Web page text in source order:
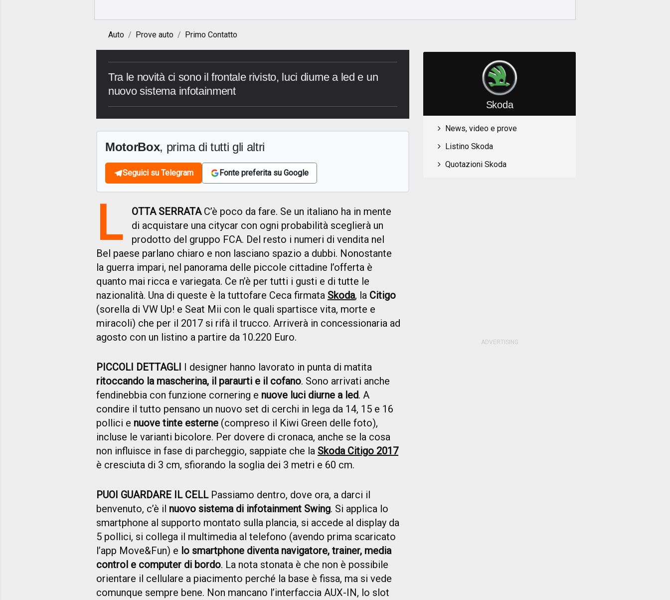
Auto Prove auto Primo Contatto
Tra le novità ci sono il frontale rivisto, luci diurne a led e un
nuovo sistema infotainment
MotorBox, prima di tutti gli altri
Seguici su Telegram Fonte preferita su Google
L OTTA SERRATAC’è poco da fare. Se un italiano ha in mente
di acquistare una citycar con ogni probabilità sceglierà un
prodotto del gruppo FCA. Del resto i numeri di vendita nel
Bel paese parlano chiaro e non lasciano spazio a dubbi. Nonostante
la guerra impari, nel panorama delle piccole cittadine l’offerta è
quanto mai ricca e variegata. Ce n’è per tutti i gusti e di tutte le
nazionalità. Una di queste è la tuttofare Ceca firmata Skoda, la Citigo
(sorella di VW Up! e Seat Mii con le quali spartisce vita, morte e
miracoli) che per il 2017 si rifà il trucco. Arriverà in concessionaria ad
agosto con un listino a partire da 10.220 Euro.
PICCOLI DETTAGLI I designer hanno lavorato in punta di matita
ritoccando la mascherina, il paraurti e il cofano. Sono arrivati anche
fendinebbia con funzione cornering e nuove luci diurne a led. A
condire il tutto pensano un nuovo set di cerchi in lega da 14, 15 e 16
pollici e nuove tinte esterne (compreso il Kiwi Green delle foto),
incluse le varianti bicolore. Per dovere di cronaca, anche se la cosa
non influisce in fase di parcheggio, sappiate che la Skoda Citigo 2017
è cresciuta di 3 cm, sfiorando la soglia dei 3 metri e 60 cm.
PUOI GUARDARE IL CELLPassiamo dentro, dove ora, a darci il
benvenuto, c’è il nuovo sistema di infotainment Swing. Si applica lo
smartphone al supporto montato sulla plancia, si accede al display da
5 pollici, si collega il multimedia al telefono (avendo prima scaricato
l’app Move&Fun) e lo smartphone diventa navigatore, trainer, media
control e computer di bordo. La nota stonata è che non è possibile
orientare il cellulare a piacimento perché la base è fissa, ma si vede
comunque sempre bene. Non mancano l’interfaccia AUX-IN, lo slot
Skoda
News, video e prove
Listino Skoda
Quotazioni Skoda